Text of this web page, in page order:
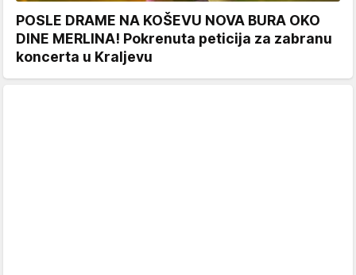
POSLE DRAME NA KOŠEVU NOVA BURA OKO
DINE MERLINA! Pokrenuta peticija za zabranu
koncerta u Kraljevu